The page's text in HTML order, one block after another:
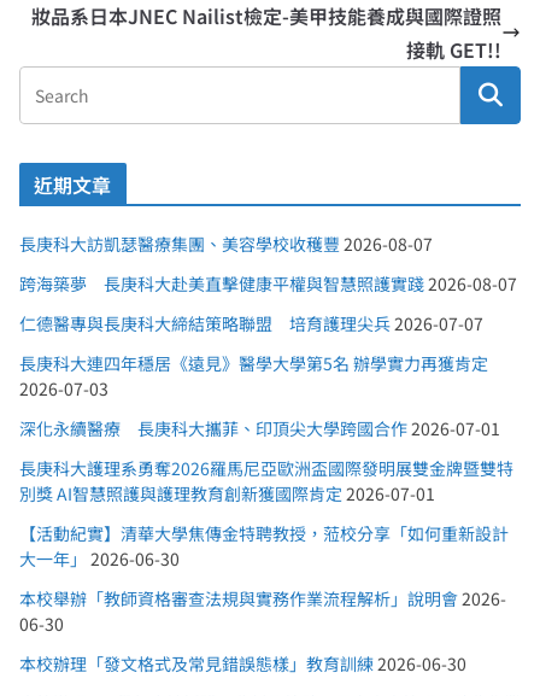
妝品系日本JNEC Nailist檢定-美甲技能養成與國際證照
接軌 GET!!
近期文章
長庚科大訪凱瑟醫療集團、美容學校收穫豐 2026-08-07
跨海築夢 長庚科大赴美直擊健康平權與智慧照護實踐2026-08-07
仁德醫專與長庚科大締結策略聯盟 培育護理尖兵2026-07-07
長庚科大連四年穩居《遠見》醫學大學第5名 辦學實力再獲肯定
2026-07-03
深化永續醫療 長庚科大攜菲、印頂尖大學跨國合作2026-07-01
長庚科大護理系勇奪2026羅馬尼亞歐洲盃國際發明展雙金牌暨雙特
別獎 AI智慧照護與護理教育創新獲國際肯定 2026-07-01
【活動紀實】清華大學焦傳金特聘教授，蒞校分享「如何重新設計
大一年」 2026-06-30
本校舉辦「教師資格審查法規與實務作業流程解析」說明會2026-
06-30
本校辦理「發文格式及常見錯誤態樣」教育訓練2026-06-30